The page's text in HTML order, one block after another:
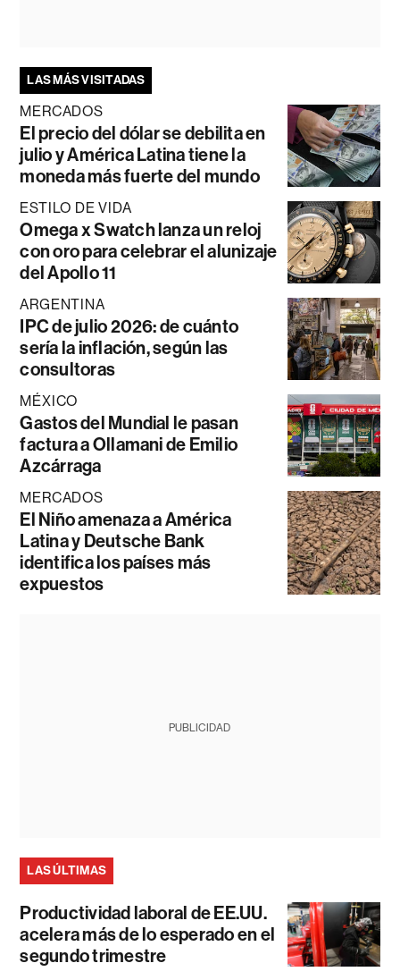
LAS MÁS VISITADAS
MERCADOS
El precio del dólar se debilita en
julio y América Latina tiene la
moneda más fuerte del mundo
ESTILO DE VIDA
Omega x Swatch lanza un reloj
con oro para celebrar el alunizaje
del Apollo 11
ARGENTINA
IPC de julio 2026: de cuánto
sería la inflación, según las
consultoras
MÉXICO
Gastos del Mundial le pasan
factura a Ollamani de Emilio
Azcárraga
MERCADOS
El Niño amenaza a América
Latina y Deutsche Bank
identifica los países más
expuestos
PUBLICIDAD
LAS ÚLTIMAS
Productividad laboral de EE.UU.
acelera más de lo esperado en el
segundo trimestre